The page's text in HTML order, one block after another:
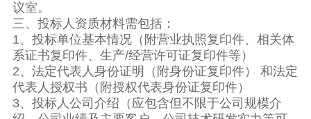
议室。
三、投标人资质材料需包括：
1、投标单位基本情况（附营业执照复印件、相关体
系证书复印件、生产/经营许可证复印件等）
2、法定代表人身份证明（附身份证复印件） 和法定
代表人授权书（附授权代表身份证复印件）
3、投标人公司介绍（应包含但不限于公司规模介